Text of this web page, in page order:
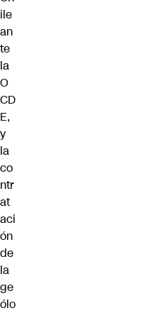
ile
an
te
la
O
CD
E,
y
la
co
ntr
at
aci
ón
de
la
ge
ólo